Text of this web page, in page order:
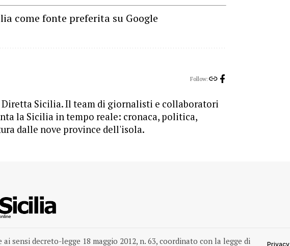
come fonte preferita su Google
Follow:
Diretta Sicilia. Il team di giornalisti e collaboratori
la Sicilia in tempo reale: cronaca, politica,
dalle nove province dell'isola.
sensi decreto-legge 18 maggio 2012, n. 63, coordinato con la legge di Privacy